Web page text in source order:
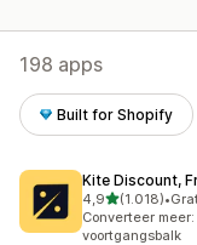
198 apps
Built for Shopify
Kite Discount,
4,9van 5 sterren
(1.018)
1018 recensies
•
Converteer
voortgangsbalk